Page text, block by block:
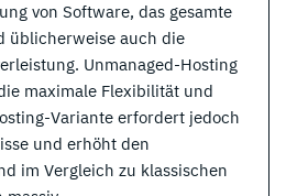
von Software, das gesamte
üblicherweise auch die
Unmanaged-Hosting
maximale Flexibilität und
Variante erfordert jedoch
und erhöht den
im Vergleich zu klassischen